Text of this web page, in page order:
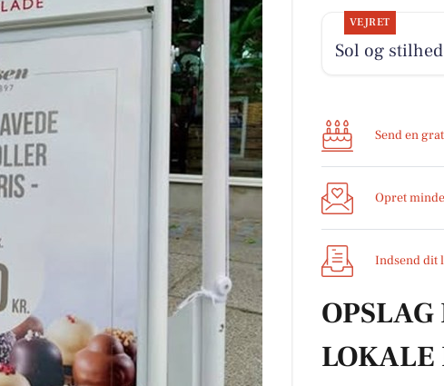
VEJRET
Sol og
Send en
Opret
Indsend dit
OPSLAG
LOKALE